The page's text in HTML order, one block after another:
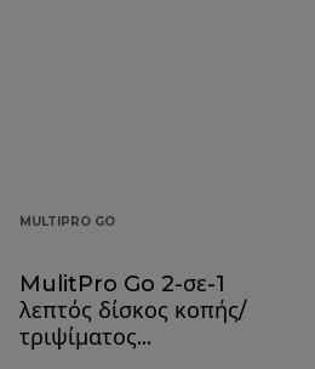
MULTIPRO GO
MulitPro Go 2-σε-1
λεπτός δίσκος κοπής/
τριψίματος